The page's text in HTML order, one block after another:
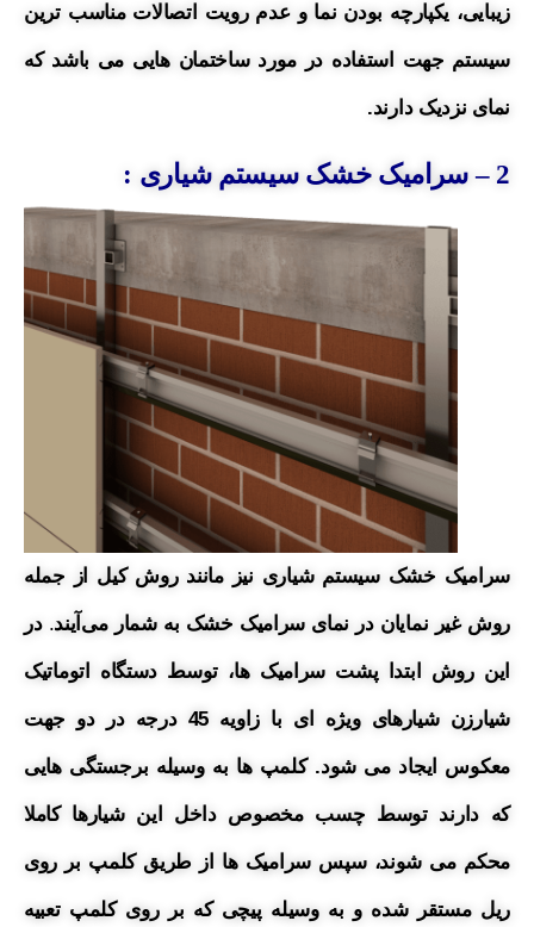
زیبایی، یکپارچه بودن نما و عدم رویت اتصالات مناسب ترین
سیستم جهت استفاده در مورد ساختمان هایی می باشد که
نمای نزدیک دارند.
2 – سرامیک خشک سیستم شیاری :
سرامیک خشک سیستم شیاری نیز مانند روش کیل از جمله
روش غیر نمایان در نمای سرامیک خشک به شمار می‌آیند.در
این روش ابتدا پشت سرامیک ها، توسط دستگاه اتوماتیک
شیارزن شیارهای ویژه ای با زاویه 45 درجه در دو جهت
معکوس ایجاد می شود. کلمپ ها به وسیله برجستگی هایی
که دارند توسط چسب مخصوص داخل این شیارها کاملا
محکم می شوند، سپس سرامیک ها از طریق کلمپ بر روی
ریل مستقر شده و به وسیله پیچی که بر روی کلمپ تعبیه